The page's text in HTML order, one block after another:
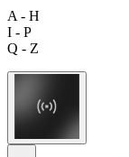
A - H
I - P
Q - Z